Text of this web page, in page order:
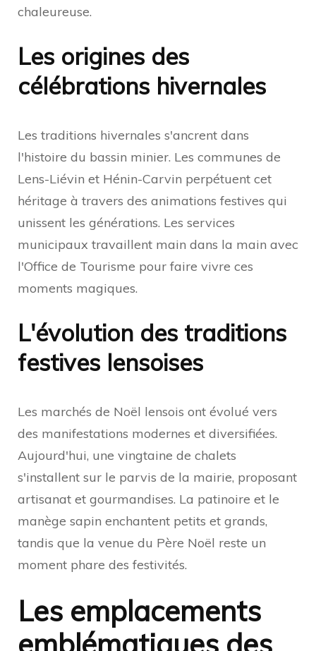
chaleureuse.
Les origines des
célébrations hivernales
Les traditions hivernales s'ancrent dans
l'histoire du bassin minier. Les communes de
Lens-Liévin et Hénin-Carvin perpétuent cet
héritage à travers des animations festives qui
unissent les générations. Les services
municipaux travaillent main dans la main avec
l'Office de Tourisme pour faire vivre ces
moments magiques.
L'évolution des traditions
festives lensoises
Les marchés de Noël lensois ont évolué vers
des manifestations modernes et diversifiées.
Aujourd'hui, une vingtaine de chalets
s'installent sur le parvis de la mairie, proposant
artisanat et gourmandises. La patinoire et le
manège sapin enchantent petits et grands,
tandis que la venue du Père Noël reste un
moment phare des festivités.
Les emplacements